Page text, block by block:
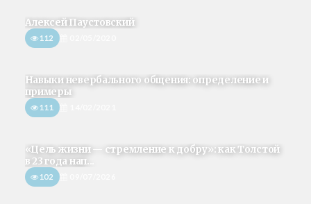
Алексей Паустовский
112
Навыки невербального общения: определение и
примеры
111
«Цель жизни — стремление к добру»: как Толстой
в 23 года нап...
102